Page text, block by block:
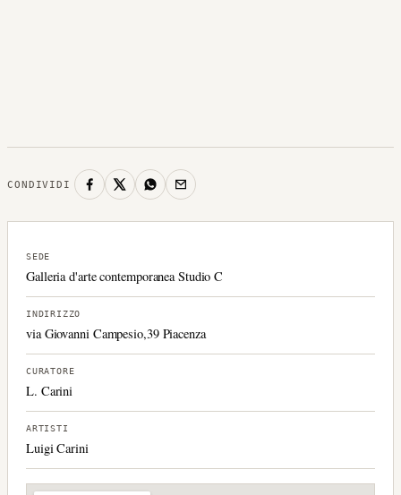
CONDIVIDI
SEDE
Galleria d'arte contemporanea Studio C
INDIRIZZO
via Giovanni Campesio,39 Piacenza
CURATORE
L. Carini
ARTISTI
Luigi Carini